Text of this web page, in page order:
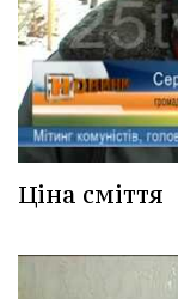
Ціна сміття